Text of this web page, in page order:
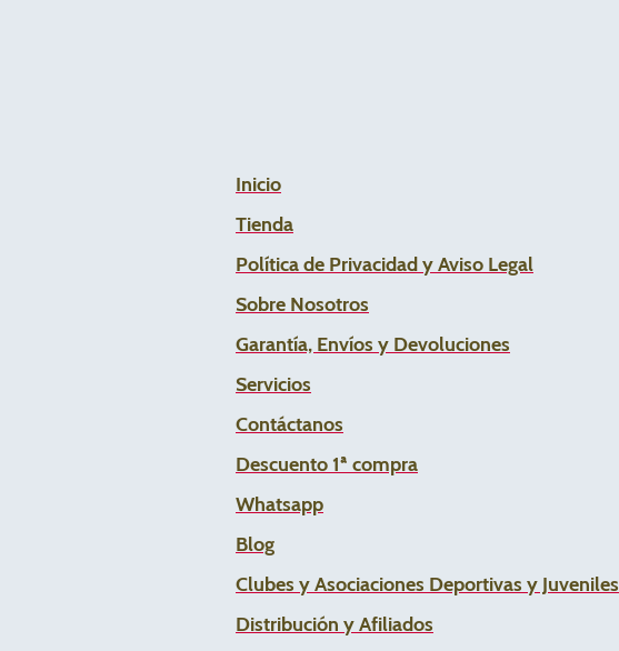
Inicio
Tienda
Política de Privacidad y Aviso Legal
Sobre Nosotros
Garantía, Envíos y Devoluciones
Servicios
Contáctanos
Descuento 1ª compra
Whatsapp
Blog
Clubes y Asociaciones Deportivas y Juveniles
Distribución y Afiliados